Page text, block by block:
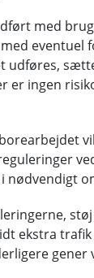
med
eventuel
udføres,
er ingen
nødvendigt
ekstra
gener